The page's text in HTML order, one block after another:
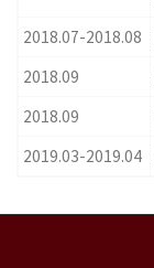
2018.07-2018.08
2018.09
2018.09
2019.03-2019.04